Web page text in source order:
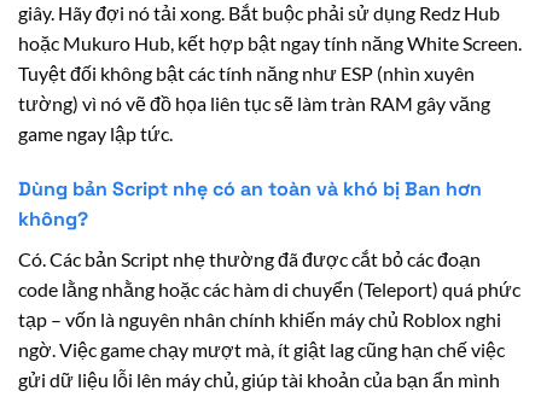
giây. Hãy đợi nó tải xong. Bắt buộc phải sử dụng Redz Hub
hoặc Mukuro Hub, kết hợp bật ngay tính năng White Screen.
Tuyệt đối không bật các tính năng như ESP (nhìn xuyên
tường) vì nó vẽ đồ họa liên tục sẽ làm tràn RAM gây văng
game ngay lập tức.
Dùng bản Script nhẹ có an toàn và khó bị Ban hơn
không?
Có. Các bản Script nhẹ thường đã được cắt bỏ các đoạn
code lằng nhằng hoặc các hàm di chuyển (Teleport) quá phức
tạp – vốn là nguyên nhân chính khiến máy chủ Roblox nghi
ngờ. Việc game chạy mượt mà, ít giật lag cũng hạn chế việc
gửi dữ liệu lỗi lên máy chủ, giúp tài khoản của bạn ẩn mình